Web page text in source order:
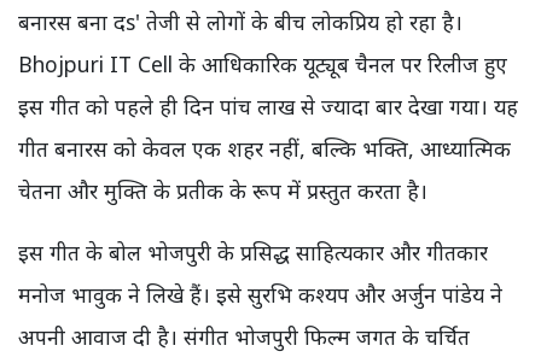
बनारस बना दs' तेजी से लोगों के बीच लोकप्रिय हो रहा है।
Bhojpuri IT Cell के आधिकारिक यूट्यूब चैनल पर रिलीज हुए
इस गीत को पहले ही दिन पांच लाख से ज्यादा बार देखा गया। यह
गीत बनारस को केवल एक शहर नहीं, बल्कि भक्ति, आध्यात्मिक
चेतना और मुक्ति के प्रतीक के रूप में प्रस्तुत करता है।
इस गीत के बोल भोजपुरी के प्रसिद्ध साहित्यकार और गीतकार
मनोज भावुक ने लिखे हैं। इसे सुरभि कश्यप और अर्जुन पांडेय ने
अपनी आवाज दी है। संगीत भोजपुरी फिल्म जगत के चर्चित